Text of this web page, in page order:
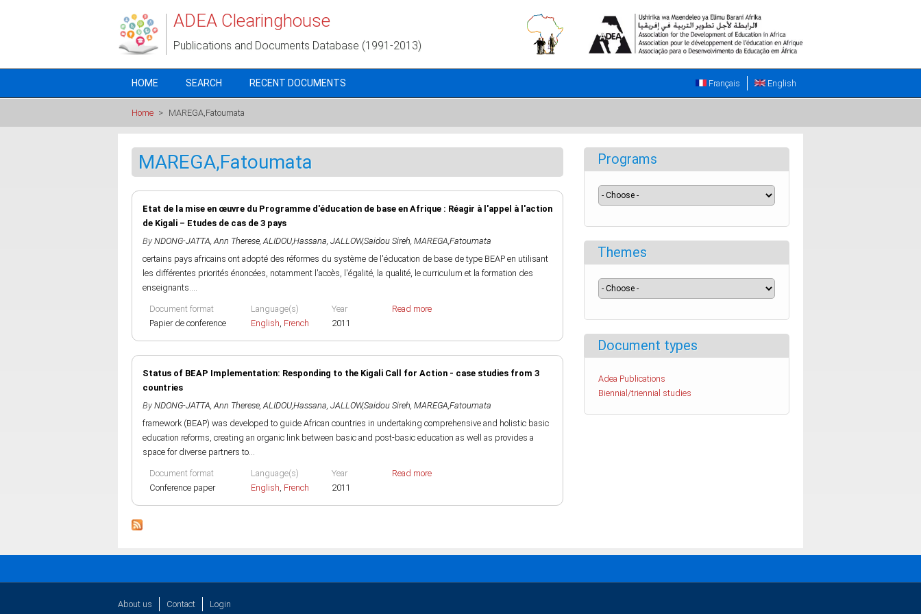
ADEA Clearinghouse
Publications and Documents Database (1991-2013)
HOME SEARCH RECENT DOCUMENTS English
Français
Home > MAREGA,Fatoumata
MAREGA,Fatoumata
Etat de la mise en œuvre du Programme d'éducation de base en Afrique : Réagir à l'appel à l'action
de Kigali – Etudes de cas de 3 pays
By NDONG-JATTA, Ann Therese,ALIDOU,Hassana, JALLOW,Saidou Sireh, MAREGA,Fatoumata
certains pays africains ont adopté des réformes du système de l'éducation de base de type BEAP en utilisant
les différentes priorités énoncées, notamment l'accès, l'égalité, la qualité, le curriculum et la formation des
enseignants....
Document format
Papier de conference
Language(s)
English, French
Year
2011
Read more
Status of BEAP Implementation: Responding to the Kigali Call for Action - case studies from 3
countries
By NDONG-JATTA, Ann Therese,ALIDOU,Hassana, JALLOW,Saidou Sireh, MAREGA,Fatoumata
framework (BEAP) was developed to guide African countries in undertaking comprehensive and holistic basic
education reforms, creating an organic link between basic and post-basic education as well as provides a
space for diverse partners to...
Document format
Conference paper
Language(s)
English, French
Year
2011
Read more
Programs
Themes
Document types
Adea Publications
Biennial/triennial studies
About us Contact Login